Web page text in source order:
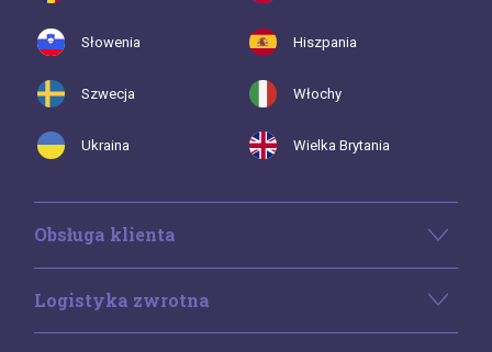
Słowenia Hiszpania
Szwecja Włochy
Ukraina Wielka Brytania
Obsługa klienta
Logistyka zwrotna